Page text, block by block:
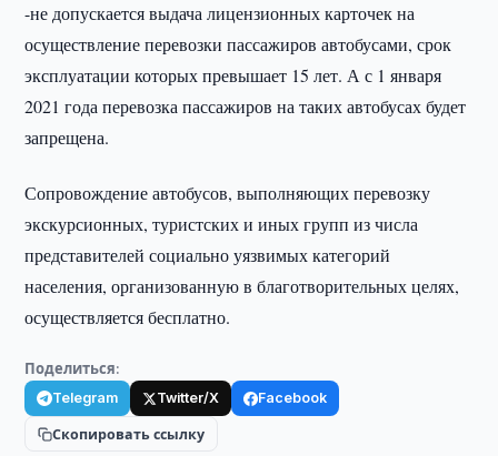
-не допускается выдача лицензионных карточек на
осуществление перевозки пассажиров автобусами, срок
эксплуатации которых превышает 15 лет. А с 1 января
2021 года перевозка пассажиров на таких автобусах будет
запрещена.
Сопровождение автобусов, выполняющих перевозку
экскурсионных, туристских и иных групп из числа
представителей социально уязвимых категорий
населения, организованную в благотворительных целях,
осуществляется бесплатно.
Поделиться:
Telegram Twitter/X Facebook
Скопировать ссылку